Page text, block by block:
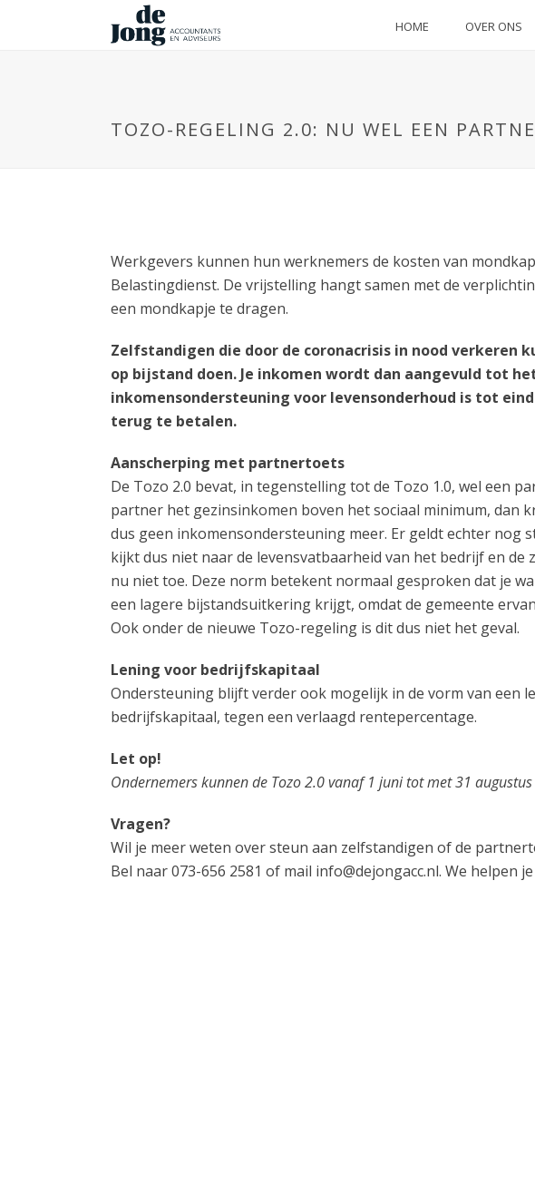
HOME OVER ONS
TOZO-REGELING 2.0: NU WEL EEN
Werkgevers kunnen hun werknemers de kosten van
Belastingdienst. De vrijstelling hangt samen met de
een mondkapje te dragen.
Zelfstandigen die door de coronacrisis in nood verkeren
op bijstand doen. Je inkomen wordt dan aangevuld tot
inkomensondersteuning voor levensonderhoud is tot
terug te betalen.
Aanscherping met partnertoets
De Tozo 2.0 bevat, in tegenstelling tot de Tozo 1.0, wel een
partner het gezinsinkomen boven het sociaal minimum, dan
dus geen inkomensondersteuning meer. Er geldt echter nog
kijkt dus niet naar de levensvatbaarheid van het bedrijf en
nu niet toe. Deze norm betekent normaal gesproken dat je
een lagere bijstandsuitkering krijgt, omdat de gemeente
Ook onder de nieuwe Tozo-regeling is dit dus niet het geval.
Lening voor bedrijfskapitaal
Ondersteuning blijft verder ook mogelijk in de vorm van een
bedrijfskapitaal, tegen een verlaagd rentepercentage.
Let op!
Ondernemers kunnen de Tozo 2.0 vanaf 1 juni tot met 31
Vragen?
Wil je meer weten over steun aan zelfstandigen of de
Bel naar 073-656 2581 of mail info@dejongacc.nl. We helpen